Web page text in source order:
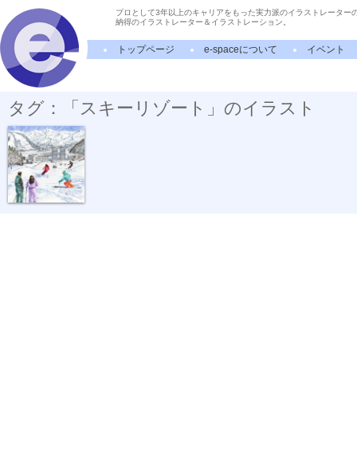
プロとして3年以上のキャリアをもった実力派のイラストレーター
納得のイラストレーター＆イラストレーション。
トップページ e-spaceについて イベント
タグ：「スキーリゾート」のイラスト
ボールペン画...